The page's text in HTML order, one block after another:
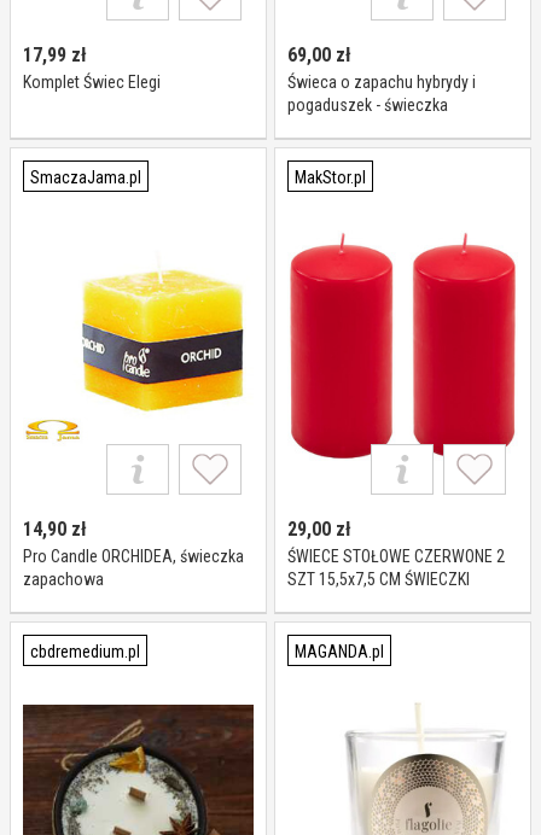
17,99 zł
Komplet Świec Elegi
69,00 zł
Świeca o zapachu hybrydy i
pogaduszek - świeczka
stylistki paznokci
SmaczaJama.pl
14,90 zł
Pro Candle ORCHIDEA, świeczka
zapachowa
MakStor.pl
29,00 zł
ŚWIECE STOŁOWE CZERWONE 2
SZT 15,5x7,5 CM ŚWIECZKI
cbdremedium.pl MAGANDA.pl